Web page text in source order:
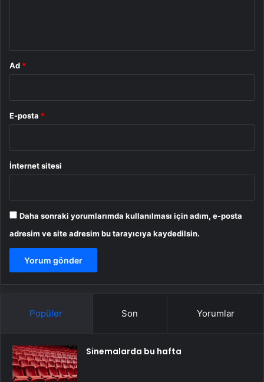
Ad *
E-posta *
İnternet sitesi
Daha sonraki yorumlarımda kullanılması için adım, e-posta
adresim ve site adresim bu tarayıcıya kaydedilsin.
Popüler Son Yorumlar
Sinemalarda bu hafta